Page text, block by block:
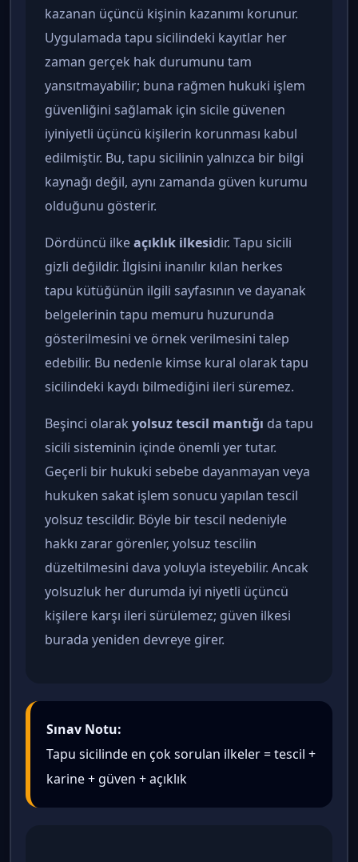
kazanan üçüncü kişinin kazanımı korunur.
Uygulamada tapu sicilindeki kayıtlar her
zaman gerçek hak durumunu tam
yansıtmayabilir; buna rağmen hukuki işlem
güvenliğini sağlamak için sicile güvenen
iyiniyetli üçüncü kişilerin korunması kabul
edilmiştir. Bu, tapu sicilinin yalnızca bir bilgi
kaynağı değil, aynı zamanda güven kurumu
olduğunu gösterir.
Dördüncü ilkeaçıklık ilkesidir. Tapu sicili
gizli değildir. İlgisini inanılır kılan herkes
tapu kütüğünün ilgili sayfasının ve dayanak
belgelerinin tapu memuru huzurunda
gösterilmesini ve örnek verilmesini talep
edebilir. Bu nedenle kimse kural olarak tapu
sicilindeki kaydı bilmediğini ileri süremez.
Beşinci olarak yolsuz tescil mantığı da tapu
sicili sisteminin içinde önemli yer tutar.
Geçerli bir hukuki sebebe dayanmayan veya
hukuken sakat işlem sonucu yapılan tescil
yolsuz tescildir. Böyle bir tescil nedeniyle
hakkı zarar görenler, yolsuz tescilin
düzeltilmesini dava yoluyla isteyebilir. Ancak
yolsuzluk her durumda iyi niyetli üçüncü
kişilere karşı ileri sürülemez; güven ilkesi
burada yeniden devreye girer.
Sınav Notu:
Tapu sicilinde en çok sorulan ilkeler = tescil +
karine + güven + açıklık